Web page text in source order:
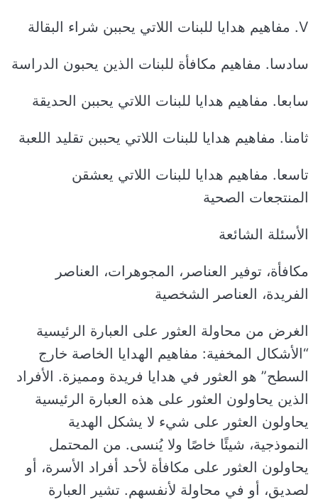
V. مفاهيم هدايا للبنات اللاتي يحببن شراء البقالة
سادسا. مفاهيم مكافأة للبنات الذين يحبون الدراسة
سابعا. مفاهيم هدايا للبنات اللاتي يحببن الحديقة
ثامنا. مفاهيم هدايا للبنات اللاتي يحببن تقليد اللعبة
تاسعا. مفاهيم هدايا للبنات اللاتي يعشقن
المنتجعات الصحية
الأسئلة الشائعة
مكافأة، توفير العناصر، المجوهرات، العناصر
الفريدة، العناصر الشخصية
الغرض من محاولة العثور على العبارة الرئيسية
“الأشكال المخفية: مفاهيم الهدايا الخاصة خارج
السطح” هو العثور في هدايا فريدة ومميزة. الأفراد
الذين يحاولون العثور على هذه العبارة الرئيسية
يحاولون العثور على شيء لا يشكل الهدية
النموذجية، شيئًا خاصًا ولا يُنسى. من المحتمل
يحاولون العثور على مكافأة لأحد أفراد الأسرة، أو
لصديق، أو في محاولة لأنفسهم. تشير العبارة